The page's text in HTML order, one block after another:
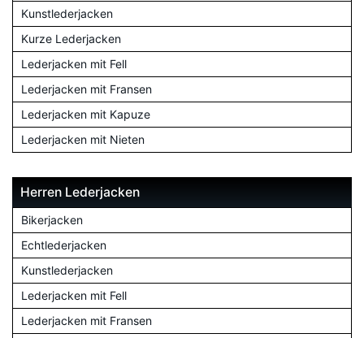
Kunstlederjacken
Kurze Lederjacken
Lederjacken mit Fell
Lederjacken mit Fransen
Lederjacken mit Kapuze
Lederjacken mit Nieten
Herren Lederjacken
Bikerjacken
Echtlederjacken
Kunstlederjacken
Lederjacken mit Fell
Lederjacken mit Fransen